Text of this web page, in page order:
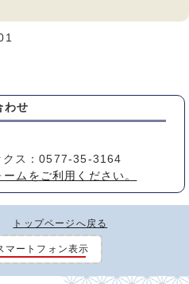
わせ
ス：0577-35-3164
ムをご利用ください。
トップページへ戻る
マートフォン表示